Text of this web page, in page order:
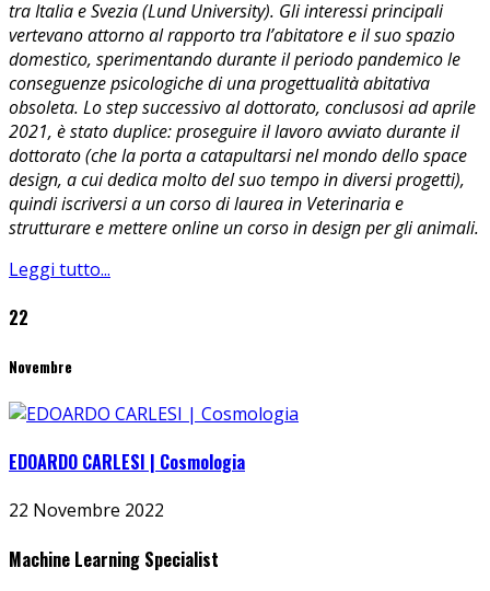
tra Italia e Svezia (Lund University). Gli interessi principali
vertevano attorno al rapporto tra l’abitatore e il suo spazio
domestico, sperimentando durante il periodo pandemico le
conseguenze psicologiche di una progettualità abitativa
obsoleta. Lo step successivo al dottorato, conclusosi ad aprile
2021, è stato duplice: proseguire il lavoro avviato durante il
dottorato (che la porta a catapultarsi nel mondo dello space
design, a cui dedica molto del suo tempo in diversi progetti),
quindi iscriversi a un corso di laurea in Veterinaria e
strutturare e mettere online un corso in design per gli animali.
Leggi tutto...
22
Novembre
EDOARDO CARLESI | Cosmologia
22 Novembre 2022
Machine Learning Specialist